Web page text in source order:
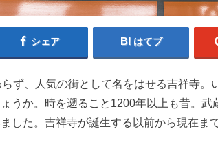
シェア はてブ
ず、人気の街として名をはせる吉祥寺。
うか。時を遡ること1200年以上も昔。
した。吉祥寺が誕生する以前から現在ま